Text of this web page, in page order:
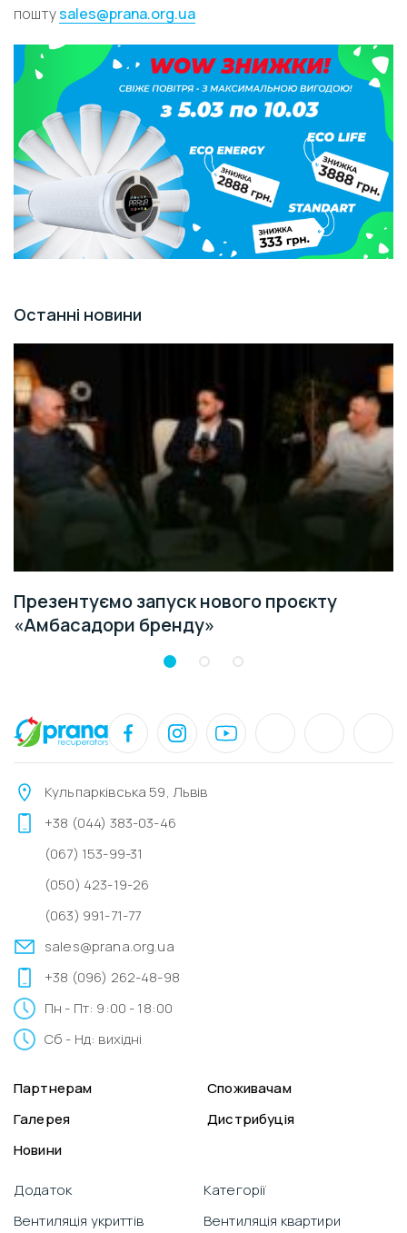
поштуsales@prana.org.ua
Останні новини
Презентуємо запуск нового проєкту
«Амбасадори бренду»
Кульпарківська 59, Львів
+38 (044) 383-03-46
(067) 153-99-31
(050) 423-19-26
(063) 991-71-77
sales@prana.org.ua
+38 (096) 262-48-98
Пн - Пт: 9:00 - 18:00
Сб - Нд: вихідні
Партнерам
Споживачам
Галерея
Дистрибуція
Новини
Додаток
Вентиляція укриттів
Категорії
Вентиляція квартири